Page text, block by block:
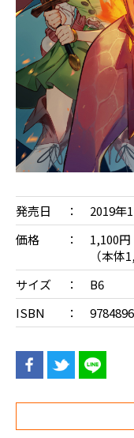
発売日
2019年
価格
1,100円
（本体
サイズ
B6
ISBN